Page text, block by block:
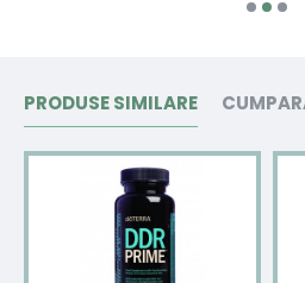
PRODUSE SIMILARE